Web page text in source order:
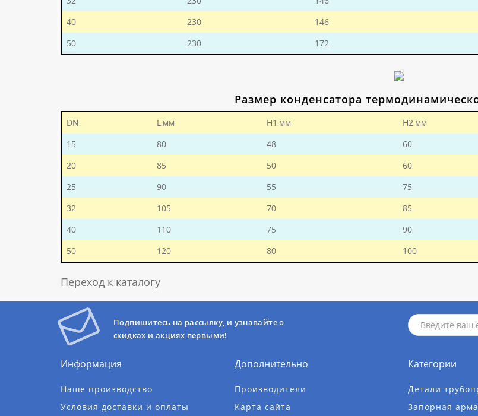
40
230 146
50
230 172
Размер конденсатора
DN L,мм H1,мм H2,мм
15
80 48 60
20
85 50 60
25
90 55 75
32
105 70 85
40
110 75 90
50
120 80 100
Переход к каталогу
Подпишитесь на рассылку, и узнавайте о
скидках и акциях первыми!
Информация
Наше производство
Условия доставки и оплаты
Дополнительно
Производители
Карта сайта
Категории
Детали
Запорная